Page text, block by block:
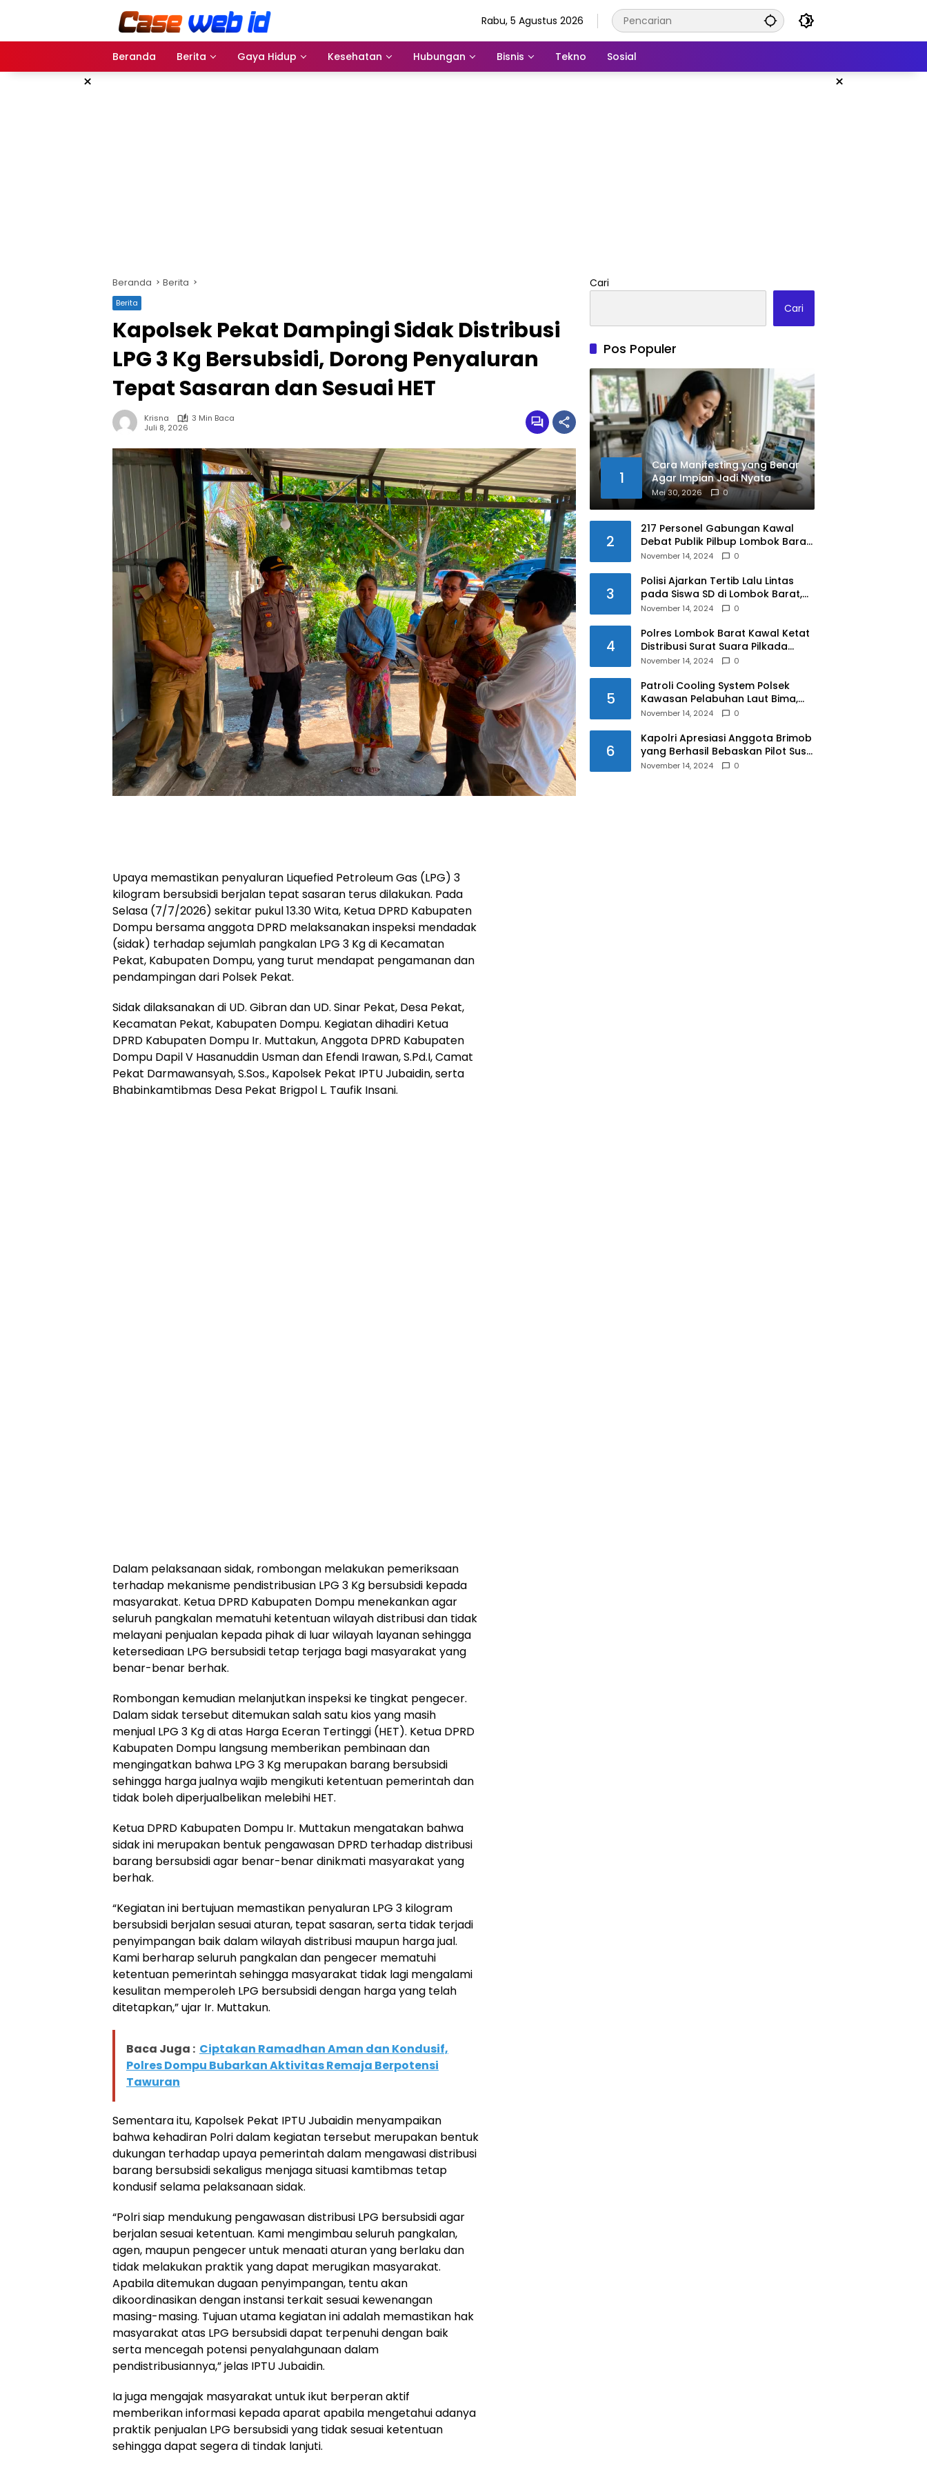
Rabu, 5 Agustus 2026
Beranda Berita Gaya Hidup Kesehatan Hubungan Bisnis Tekno Sosial
× ×
Beranda Berita
Berita
Kapolsek Pekat Dampingi Sidak Distribusi
LPG 3 Kg Bersubsidi, Dorong Penyaluran
Tepat Sasaran dan Sesuai HET
Krisna
3 Min Baca
Juli 8, 2026
Upaya memastikan penyaluran Liquefied Petroleum Gas (LPG) 3
kilogram bersubsidi berjalan tepat sasaran terus dilakukan. Pada
Selasa (7/7/2026) sekitar pukul 13.30 Wita, Ketua DPRD Kabupaten
Dompu bersama anggota DPRD melaksanakan inspeksi mendadak
(sidak) terhadap sejumlah pangkalan LPG 3 Kg di Kecamatan
Pekat, Kabupaten Dompu, yang turut mendapat pengamanan dan
pendampingan dari Polsek Pekat.
Sidak dilaksanakan di UD. Gibran dan UD. Sinar Pekat, Desa Pekat,
Kecamatan Pekat, Kabupaten Dompu. Kegiatan dihadiri Ketua
DPRD Kabupaten Dompu Ir. Muttakun, Anggota DPRD Kabupaten
Dompu Dapil V Hasanuddin Usman dan Efendi Irawan, S.Pd.I, Camat
Pekat Darmawansyah, S.Sos., Kapolsek Pekat IPTU Jubaidin, serta
Bhabinkamtibmas Desa Pekat Brigpol L. Taufik Insani.
Dalam pelaksanaan sidak, rombongan melakukan pemeriksaan
terhadap mekanisme pendistribusian LPG 3 Kg bersubsidi kepada
masyarakat. Ketua DPRD Kabupaten Dompu menekankan agar
seluruh pangkalan mematuhi ketentuan wilayah distribusi dan tidak
melayani penjualan kepada pihak di luar wilayah layanan sehingga
ketersediaan LPG bersubsidi tetap terjaga bagi masyarakat yang
benar-benar berhak.
Rombongan kemudian melanjutkan inspeksi ke tingkat pengecer.
Dalam sidak tersebut ditemukan salah satu kios yang masih
menjual LPG 3 Kg di atas Harga Eceran Tertinggi (HET). Ketua DPRD
Kabupaten Dompu langsung memberikan pembinaan dan
mengingatkan bahwa LPG 3 Kg merupakan barang bersubsidi
sehingga harga jualnya wajib mengikuti ketentuan pemerintah dan
tidak boleh diperjualbelikan melebihi HET.
Ketua DPRD Kabupaten Dompu Ir. Muttakun mengatakan bahwa
sidak ini merupakan bentuk pengawasan DPRD terhadap distribusi
barang bersubsidi agar benar-benar dinikmati masyarakat yang
berhak.
“Kegiatan ini bertujuan memastikan penyaluran LPG 3 kilogram
bersubsidi berjalan sesuai aturan, tepat sasaran, serta tidak terjadi
penyimpangan baik dalam wilayah distribusi maupun harga jual.
Kami berharap seluruh pangkalan dan pengecer mematuhi
ketentuan pemerintah sehingga masyarakat tidak lagi mengalami
kesulitan memperoleh LPG bersubsidi dengan harga yang telah
ditetapkan,” ujar Ir. Muttakun.
Baca Juga : Ciptakan Ramadhan Aman dan Kondusif,
Polres Dompu Bubarkan Aktivitas Remaja Berpotensi
Tawuran
Sementara itu, Kapolsek Pekat IPTU Jubaidin menyampaikan
bahwa kehadiran Polri dalam kegiatan tersebut merupakan bentuk
dukungan terhadap upaya pemerintah dalam mengawasi distribusi
barang bersubsidi sekaligus menjaga situasi kamtibmas tetap
kondusif selama pelaksanaan sidak.
“Polri siap mendukung pengawasan distribusi LPG bersubsidi agar
berjalan sesuai ketentuan. Kami mengimbau seluruh pangkalan,
agen, maupun pengecer untuk menaati aturan yang berlaku dan
tidak melakukan praktik yang dapat merugikan masyarakat.
Apabila ditemukan dugaan penyimpangan, tentu akan
dikoordinasikan dengan instansi terkait sesuai kewenangan
masing-masing. Tujuan utama kegiatan ini adalah memastikan hak
masyarakat atas LPG bersubsidi dapat terpenuhi dengan baik
serta mencegah potensi penyalahgunaan dalam
pendistribusiannya,” jelas IPTU Jubaidin.
Ia juga mengajak masyarakat untuk ikut berperan aktif
memberikan informasi kepada aparat apabila mengetahui adanya
praktik penjualan LPG bersubsidi yang tidak sesuai ketentuan
sehingga dapat segera di tindak lanjuti.
Cari
Cari
Pos Populer
1
Cara Manifesting yang Benar
Agar Impian Jadi Nyata
Mei 30, 2026 0
2
217 Personel Gabungan Kawal
Debat Publik Pilbup Lombok Barat
2024
November 14, 2024 0
3
Polisi Ajarkan Tertib Lalu Lintas
pada Siswa SD di Lombok Barat,
Apa Saja Materinya?
November 14, 2024 0
4
Polres Lombok Barat Kawal Ketat
Distribusi Surat Suara Pilkada
2024
November 14, 2024 0
5
Patroli Cooling System Polsek
Kawasan Pelabuhan Laut Bima,
Ciptakan Pilkada Serentak 2024
November 14, 2024 0
6
Kapolri Apresiasi Anggota Brimob
yang Berhasil Bebaskan Pilot Susi
Air Korban Penyanderaan KKB
November 14, 2024 0